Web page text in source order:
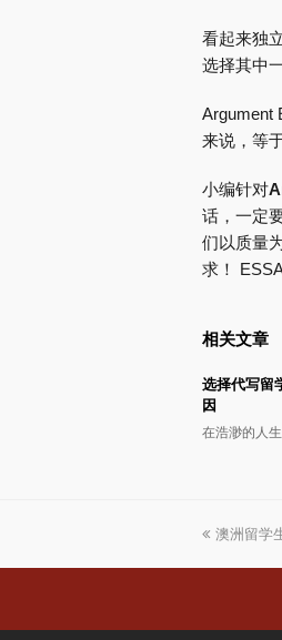
看起来独
选择其中
Argument
来说，等
小编针对
话，一定
们以质量
求！
相关文章
选择代写留
因
在浩渺的人
上
章:
澳洲留学